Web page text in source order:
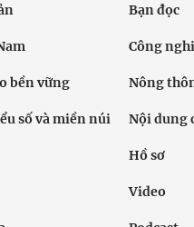
Bạn đọc
Công
bền vững Nông
số và miền núi Nội dung
Hồ sơ
Video